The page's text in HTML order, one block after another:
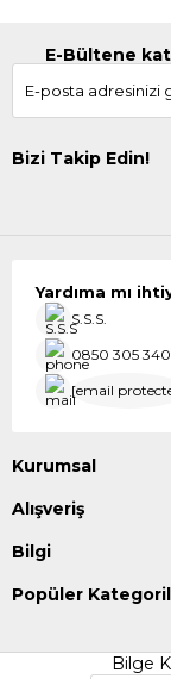
E-Bültene
Bizi Takip Edin!
Yardıma mı
S.S.S.
0850 305
[email
Kurumsal
Alışveriş
Bilgi
Popüler
Bilge